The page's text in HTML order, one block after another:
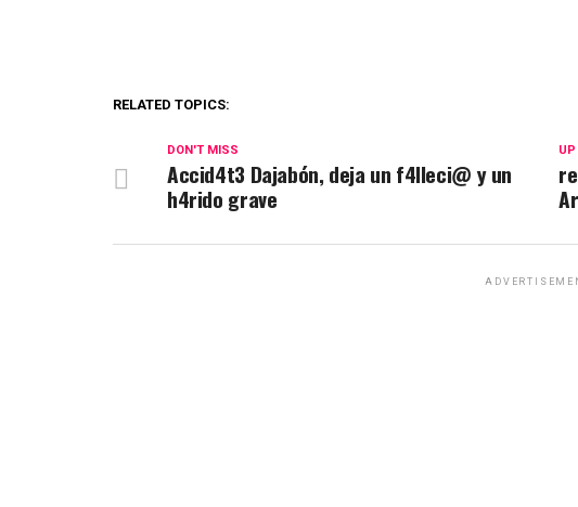
RELATED TOPICS:
DON'T MISS
Accid4t3 Dajabón, deja un f4lleci@ y un
h4rido grave